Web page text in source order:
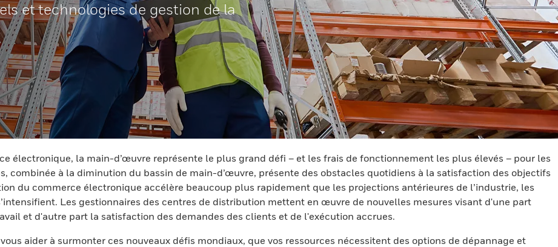
et technologies de gestion de la
électronique, la main-d’œuvre représente le plus grand défi – et les frais de fonctionnement les plus élevés – pour les
combinée à la diminution du bassin de main-d’œuvre, présente des obstacles quotidiens à la satisfaction des objectifs
du commerce électronique accélère beaucoup plus rapidement que les projections antérieures de l’industrie, les
Les gestionnaires des centres de distribution mettent en œuvre de nouvelles mesures visant d'une part
et d'autre part la satisfaction des demandes des clients et de l'exécution accrues.
aider à surmonter ces nouveaux défis mondiaux, que vos ressources nécessitent des options de dépannage et